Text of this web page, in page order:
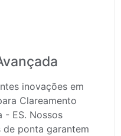
inovações em
Clareamento
- ES. Nossos
ponta garantem